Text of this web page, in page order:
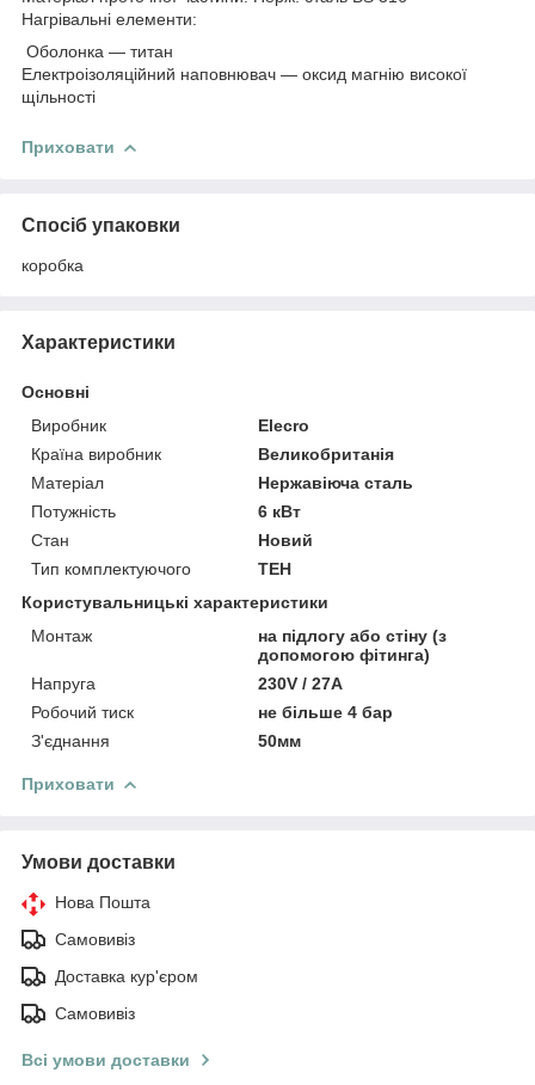
Нагрівальні елементи:
Оболонка — титан
Електроізоляційний наповнювач — оксид магнію високої
щільності
Приховати
Спосіб упаковки
коробка
Характеристики
Основні
Виробник
Elecro
Країна виробник
Великобританія
Матеріал
Нержавіюча сталь
Потужність
6 кВт
Стан
Новий
Тип комплектуючого
ТЕН
Користувальницькі характеристики
Монтаж
на підлогу або стіну (з
допомогою фітинга)
Напруга
230V / 27А
Робочий тиск
не більше 4 бар
З'єднання
50мм
Приховати
Умови доставки
Нова Пошта
Самовивіз
Доставка кур'єром
Самовивіз
Всі умови доставки